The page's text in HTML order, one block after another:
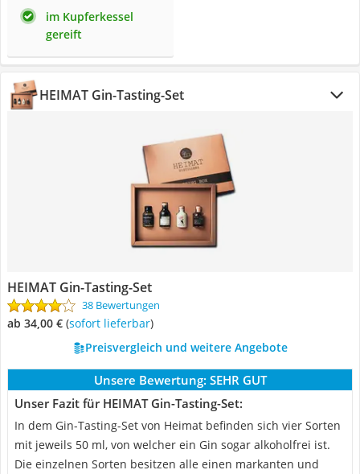
im Kupferkessel
gereift
HEIMAT Gin-Tasting-Set
HEIMAT Gin-Tasting-Set
38 Bewertungen
ab 34,00 € ( Sofort lieferbar)
Preisvergleich und weitere Angebote
Unsere Bewertung: SEHR GUT
Unser Fazit für HEIMAT Gin-Tasting-Set:
In dem Gin-Tasting-Set von Heimat befinden sich vier Sorten
mit jeweils 50 ml, von welcher ein Gin sogar alkoholfrei ist.
Die einzelnen Sorten besitzen alle einen markanten und